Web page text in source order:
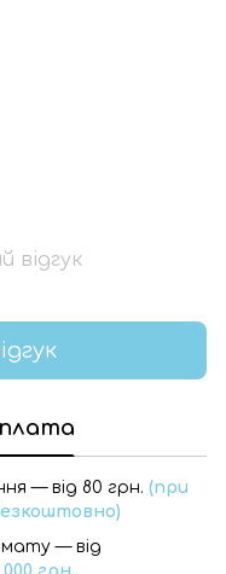
відгук
— від 80 грн. (при
— від